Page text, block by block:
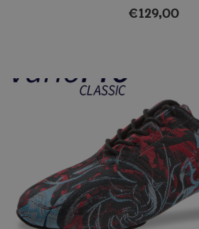
€129,00